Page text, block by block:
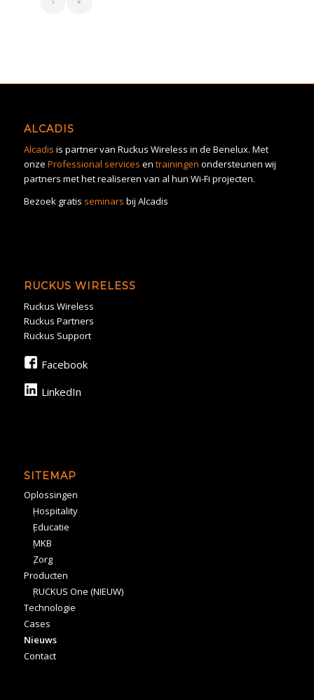
ALCADIS
Alcadis is partner van Ruckus Wireless in de Benelux. Met
onze Professional services en trainingen ondersteunen wij
partners met het realiseren van al hun Wi-Fi projecten.
Bezoek gratis seminars bij Alcadis
RUCKUS WIRELESS
Ruckus Wireless
Ruckus Partners
Ruckus Support
Facebook
LinkedIn
SITEMAP
Oplossingen
Hospitality
Educatie
MKB
Zorg
Producten
RUCKUS One (NIEUW)
Technologie
Cases
Nieuws
Contact